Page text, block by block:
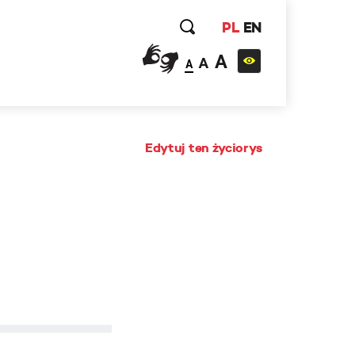
PL EN
A A A
Edytuj ten życiorys